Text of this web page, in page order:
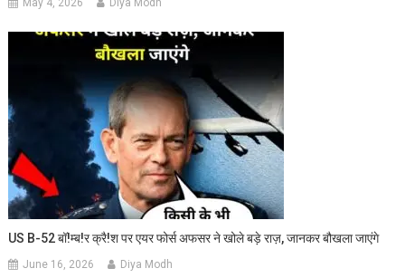
May 4, 2026 Diya Modh
US B-52 बॉ!म्ब!र क्रै!श पर एयर फोर्स अफसर ने खोले बड़े राज़, जानकर बौखला जाएंगे
June 16, 2026 Diya Modh